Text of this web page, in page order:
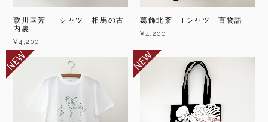
歌川国芳 Tシャツ 相馬の古
内裏
¥4,200
葛飾北斎 Tシャツ 百物語
¥4,200